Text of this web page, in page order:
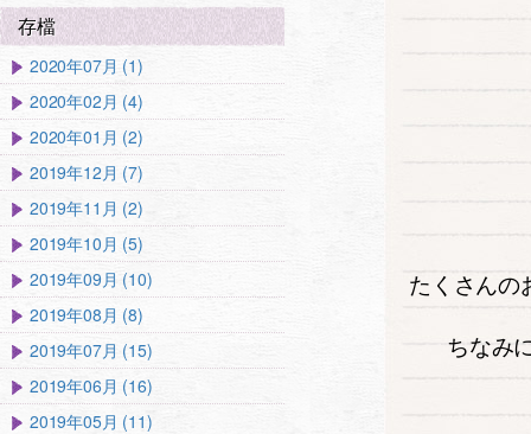
たくさんの
ちなみ
存檔
2020年07月 (1)
2020年02月 (4)
2020年01月 (2)
2019年12月 (7)
2019年11月 (2)
2019年10月 (5)
2019年09月 (10)
2019年08月 (8)
2019年07月 (15)
2019年06月 (16)
2019年05月 (11)